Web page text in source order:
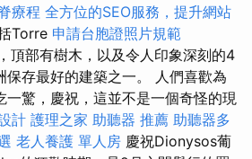
療程 全方位的SEO服務，提升網站
Torre 申請台胞證照片規範
頂部有樹木，以及令人印象深刻的4
保存最好的建築之一。 人們喜歡為
一驚，慶祝，這並不是一個奇怪的現
計 護理之家 助聽器 推薦 助聽器多
老人養護 單人房 慶祝Dionysos葡